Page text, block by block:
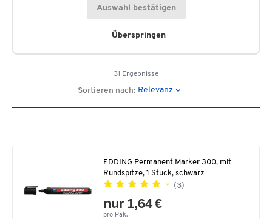
Überspringen
Auswahl bestätigen
31 Ergebnisse
Sortieren nach: Relevanz
EDDING Permanent Marker 300, mit
Rundspitze, 1 Stück, schwarz
(3)
nur 1,64 €
pro Pak.